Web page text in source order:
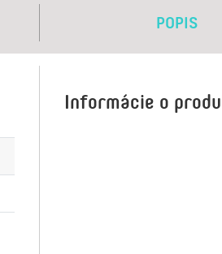
POPIS
Informácie o